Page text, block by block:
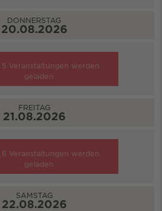
DONNERSTAG
20.08.2026
5 Veranstaltungen werden
geladen
FREITAG
21.08.2026
6 Veranstaltungen werden
geladen
SAMSTAG
22.08.2026